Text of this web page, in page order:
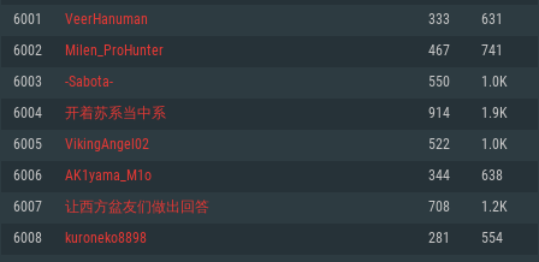
CONFIGURATION SYSTÈME REQUISE
Minimum
OS: Windows 10 (64 bit)
Minimum
OS: Mac OS Big Sur 11.0 ou plus récent
Minimum
OS: Les configurations Linux 64 bits les plus modernes
6001 VeerHanuman 333 631
6002 Milen_ProHunter 467 741
6003 -Sabota- 550 1.0K
6004 开着苏系当中系 914 1.9K
6005 VikingAngel02 522 1.0K
6006 AK1yama_M1o 344 638
6007 让西方盆友们做出回答 708 1.2K
6008 kuroneko8898 281 554